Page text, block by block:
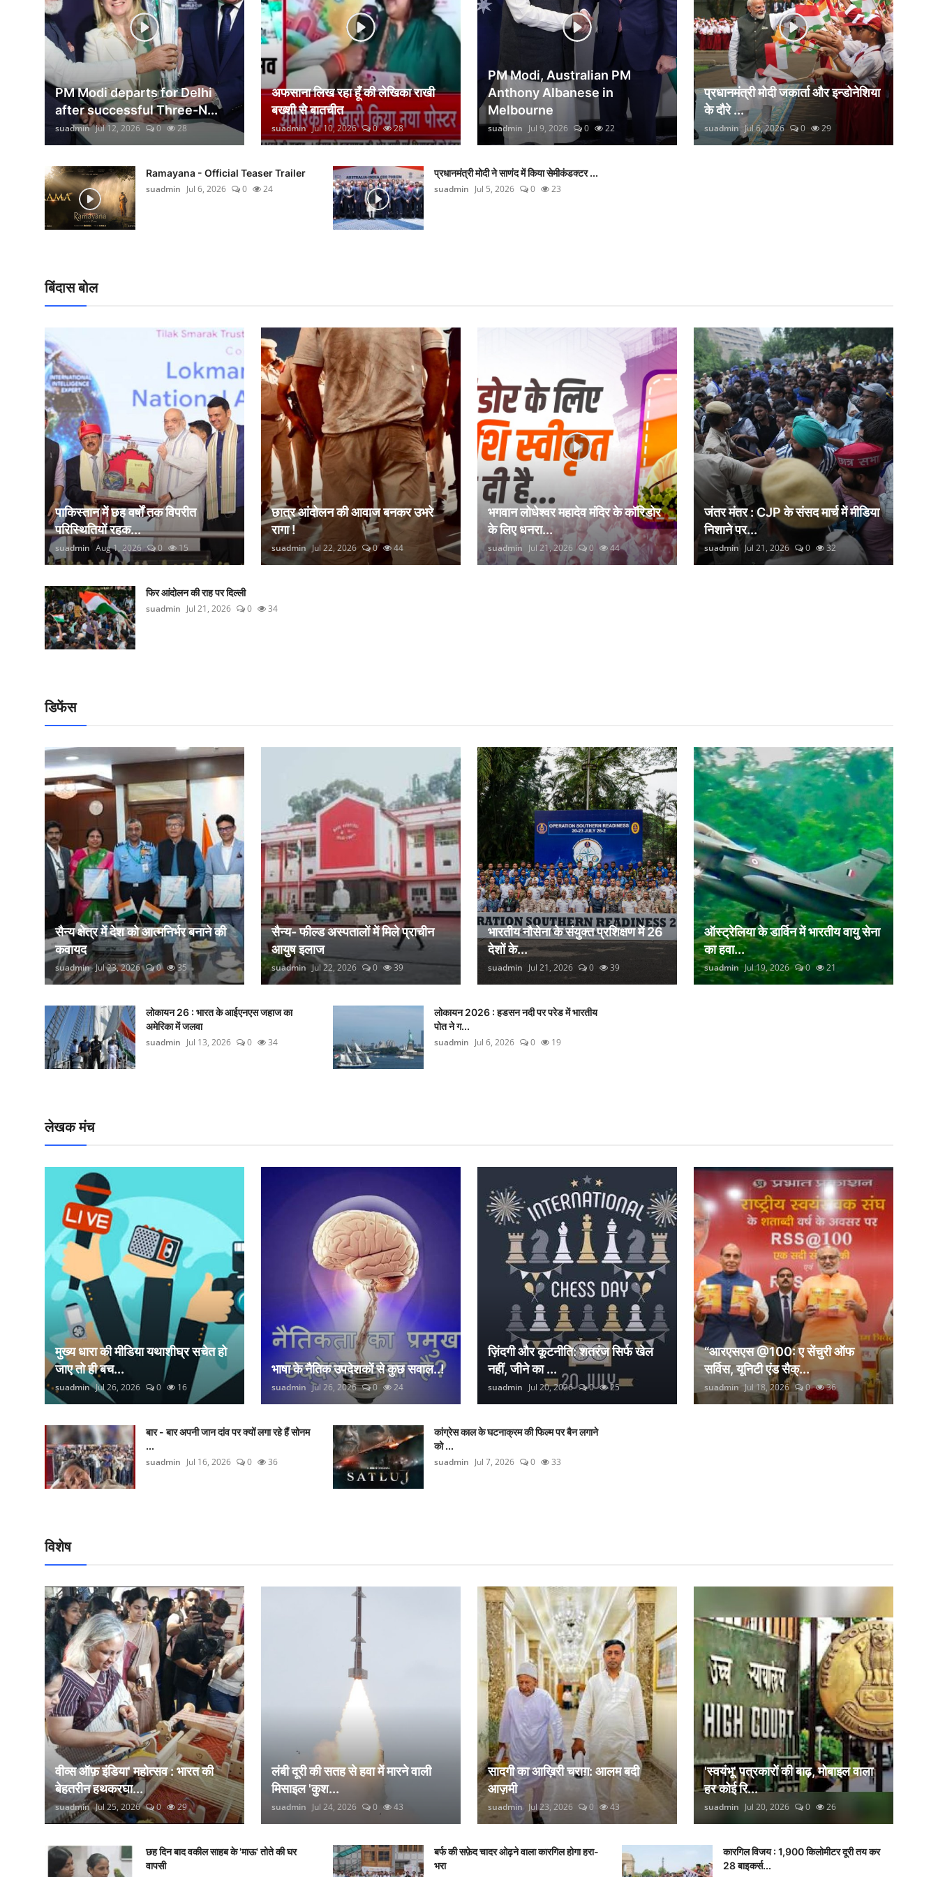
वीकेंड लाइफ
अंतर्राष्ट्रीय
सांस्कृतिक
विज्ञान - तकनीक
ग्राम - पंचायत
PM Modi departs for Delhi
after successful Three-N...
suadmin Jul 12, 2026 0 28
अफसाना लिख रहा हूँ की लेखिका राखी
बख्शी से बातचीत
suadmin Jul 10, 2026 0 28
PM Modi, Australian PM
Anthony Albanese in
Melbourne
suadmin Jul 9, 2026 0 22
प्रधानमंत्री मोदी जकार्ता और इन्डोनेशिया
के दौरे ...
suadmin Jul 6, 2026 0 29
Ramayana - Official Teaser Trailer
suadmin Jul 6, 2026 0 24
प्रधानमंत्री मोदी ने साणंद में किया सेमीकंडक्टर ...
suadmin Jul 5, 2026 0 23
बिंदास बोल
पाकिस्तान में छह वर्षों तक विपरीत
परिस्थितियों रहक...
suadmin Aug 1, 2026 0 15
छात्र आंदोलन की आवाज बनकर उभरे
रागा !
suadmin Jul 22, 2026 0 44
भगवान लोधेश्वर महादेव मंदिर के कॉरिडोर
के लिए धनरा...
suadmin Jul 21, 2026 0 44
जंतर मंतर : CJP के संसद मार्च में मीडिया
निशाने पर...
suadmin Jul 21, 2026 0 32
फिर आंदोलन की राह पर दिल्ली
suadmin Jul 21, 2026 0 34
डिफेंस
सैन्य क्षेत्र में देश को आत्मनिर्भर बनाने की
कवायद
suadmin Jul 23, 2026 0 35
सैन्य- फील्ड अस्पतालों में मिले प्राचीन
आयुष इलाज
suadmin Jul 22, 2026 0 39
भारतीय नौसेना के संयुक्त प्रशिक्षण में 26
देशों के...
suadmin Jul 21, 2026 0 39
ऑस्ट्रेलिया के डार्विन में भारतीय वायु सेना
का हवा...
suadmin Jul 19, 2026 0 21
लोकायन 26 : भारत के आईएनएस जहाज का
अमेरिका में जलवा
suadmin Jul 13, 2026 0 34
लोकायन 2026 : हडसन नदी पर परेड में भारतीय
पोत ने ग...
suadmin Jul 6, 2026 0 19
लेखक मंच
मुख्य धारा की मीडिया यथाशीघ्र सचेत हो
जाए तो ही बच...
suadmin Jul 26, 2026 0 16
भाषा के नैतिक उपदेशकों से कुछ सवाल..!
suadmin Jul 26, 2026 0 24
ज़िंदगी और कूटनीति: शतरंज सिर्फ खेल
नहीं, जीने का ...
suadmin Jul 20, 2026 0 25
“आरएसएस @100: ए सेंचुरी ऑफ
सर्विस, यूनिटी एंड सैक्...
suadmin Jul 18, 2026 0 36
बार - बार अपनी जान दांव पर क्यों लगा रहे हैं सोनम
...
suadmin Jul 16, 2026 0 36
कांग्रेस काल के घटनाक्रम की फिल्म पर बैन लगाने
को ...
suadmin Jul 7, 2026 0 33
विशेष
वीव्स ऑफ़ इंडिया' महोत्सव : भारत की
बेहतरीन हथकरघा...
suadmin Jul 25, 2026 0 29
लंबी दूरी की सतह से हवा में मारने वाली
मिसाइल 'कुश...
suadmin Jul 24, 2026 0 43
सादगी का आख़िरी चराग़: आलम बदी
आज़मी
suadmin Jul 23, 2026 0 43
'स्वयंभू' पत्रकारों की बाढ़, मोबाइल वाला
हर कोई रि...
suadmin Jul 20, 2026 0 26
छह दिन बाद वकील साहब के 'माऊ' तोते की घर
वापसी
बर्फ की सफ़ेद चादर ओढ़ने वाला कारगिल होगा हरा-
भरा
कारगिल विजय : 1,900 किलोमीटर दूरी तय कर
28 बाइकर्स...